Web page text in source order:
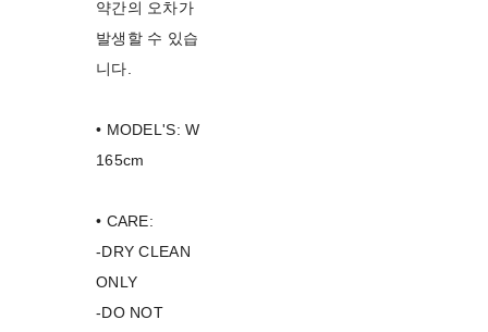
약간의 오차가
발생할 수 있습
니다.
• MODEL'S: W
165cm
• CARE:
-DRY CLEAN
ONLY
-DO NOT